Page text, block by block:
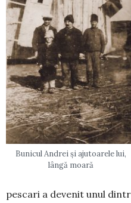
Bunicul Andrei și ajutoarele lui,
lângă moară
pescari a devenit unul